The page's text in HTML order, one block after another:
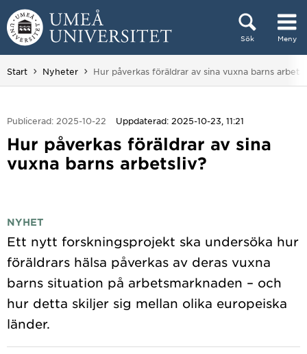
Hoppa direkt till innehållet
Sök Meny
Huvudmenyn dold.
Start Nyheter Du är här:
Hur påverkas föräldrar av sina vuxna barns
Publicerad: 2025-10-22 Uppdaterad: 2025-10-23, 11:21
Hur påverkas föräldrar av sina
vuxna barns arbetsliv?
NYHET
Ett nytt forskningsprojekt ska undersöka hur
föräldrars hälsa påverkas av deras vuxna
barns situation på arbetsmarknaden – och
hur detta skiljer sig mellan olika europeiska